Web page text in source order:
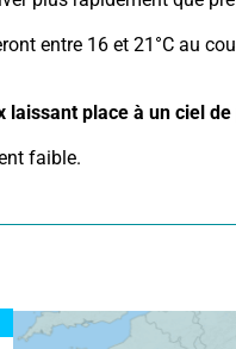
entre 16 et 21°C au
laissant place à un ciel de
faible.